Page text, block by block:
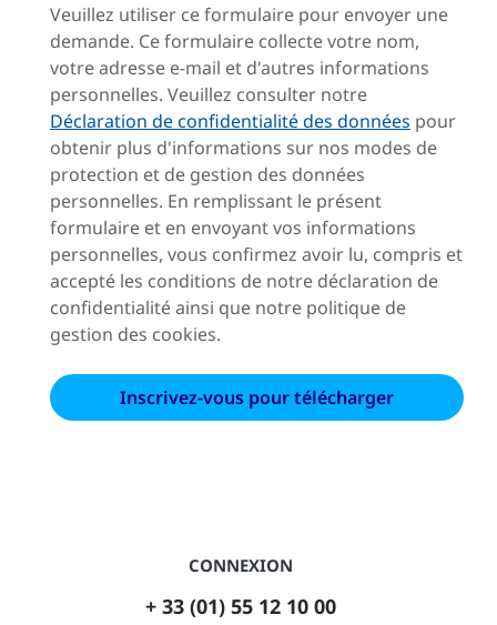
Veuillez utiliser ce formulaire pour envoyer une
demande. Ce formulaire collecte votre nom,
votre adresse e-mail et d'autres informations
personnelles. Veuillez consulter notre
Déclaration de confidentialité des données pour
obtenir plus d'informations sur nos modes de
protection et de gestion des données
personnelles. En remplissant le présent
formulaire et en envoyant vos informations
personnelles, vous confirmez avoir lu, compris et
accepté les conditions de notre déclaration de
confidentialité ainsi que notre politique de
gestion des cookies.
CONNEXION
+ 33 (01) 55 12 10 00